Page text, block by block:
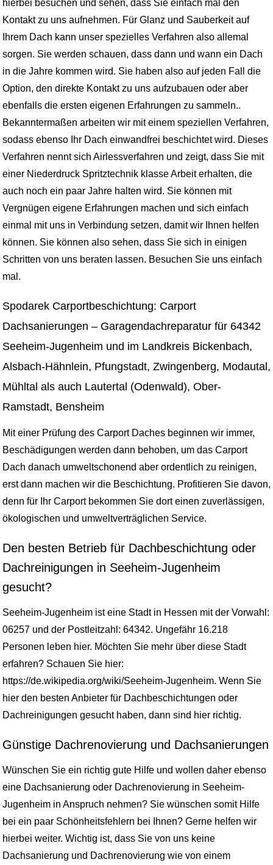
hierbei besuchen und sehen, dass Sie einfach mal den
Kontakt zu uns aufnehmen. Für Glanz und Sauberkeit auf
Ihrem Dach kann unser spezielles Verfahren also allemal
sorgen. Sie werden schauen, dass dann und wann ein Dach
in die Jahre kommen wird. Sie haben also auf jeden Fall die
Option, den direkte Kontakt zu uns aufzubauen oder aber
ebenfalls die ersten eigenen Erfahrungen zu sammeln..
Bekanntermaßen arbeiten wir mit einem speziellen Verfahren,
sodass ebenso Ihr Dach einwandfrei beschichtet wird. Dieses
Verfahren nennt sich Airlessverfahren und zeigt, dass Sie mit
einer Niederdruck Spritztechnik klasse Arbeit erhalten, die
auch noch ein paar Jahre halten wird. Sie können mit
Vergnügen eigene Erfahrungen machen und sich einfach
einmal mit uns in Verbindung setzen, damit wir Ihnen helfen
können. Sie können also sehen, dass Sie sich in einigen
Schritten von uns beraten lassen. Besuchen Sie uns einfach
mal.
Spodarek Carportbeschichtung: Carport
Dachsanierungen – Garagendachreparatur für 64342
Seeheim-Jugenheim und im Landkreis Bickenbach,
Alsbach-Hähnlein, Pfungstadt, Zwingenberg, Modautal,
Mühltal als auch Lautertal (Odenwald), Ober-
Ramstadt, Bensheim
Mit einer Prüfung des Carport Daches beginnen wir immer,
Beschädigungen werden dann behoben, um das Carport
Dach danach umweltschonend aber ordentlich zu reinigen,
erst dann machen wir die Beschichtung. Profitieren Sie davon,
denn für Ihr Carport bekommen Sie dort einen zuverlässigen,
ökologischen und umweltverträglichen Service.
Den besten Betrieb für Dachbeschichtung oder
Dachreinigungen in Seeheim-Jugenheim
gesucht?
Seeheim-Jugenheim ist eine Stadt in Hessen mit der Vorwahl:
06257 und der Postleitzahl: 64342. Ungefähr 16.218
Personen leben hier. Möchten Sie mehr über diese Stadt
erfahren? Schauen Sie hier:
https://de.wikipedia.org/wiki/Seeheim-Jugenheim. Wenn Sie
hier den besten Anbieter für Dachbeschichtungen oder
Dachreinigungen gesucht haben, dann sind hier richtig.
Günstige Dachrenovierung und Dachsanierungen
Wünschen Sie ein richtig gute Hilfe und wollen daher ebenso
eine Dachsanierung oder Dachrenovierung in Seeheim-
Jugenheim in Anspruch nehmen? Sie wünschen somit Hilfe
bei ein paar Schönheitsfehlern bei Ihnen? Gerne helfen wir
hierbei weiter. Wichtig ist, dass Sie von uns keine
Dachsanierung und Dachrenovierung wie von einem